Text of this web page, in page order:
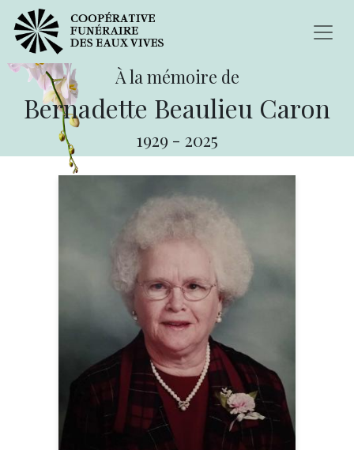
À la mémoire de
Bernadette Beaulieu Caron
1929 - 2025